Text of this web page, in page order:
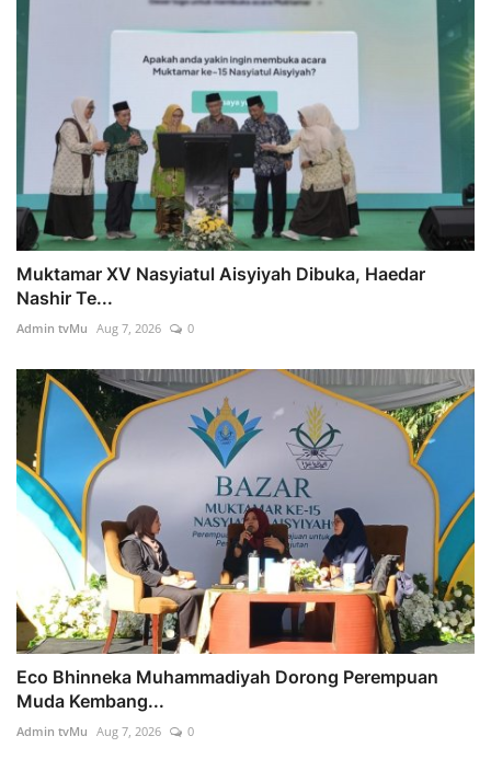
Muktamar XV Nasyiatul Aisyiyah Dibuka, Haedar
Nashir Te...
Admin tvMu Aug 7, 2026 0
Eco Bhinneka Muhammadiyah Dorong Perempuan
Muda Kembang...
Admin tvMu Aug 7, 2026 0